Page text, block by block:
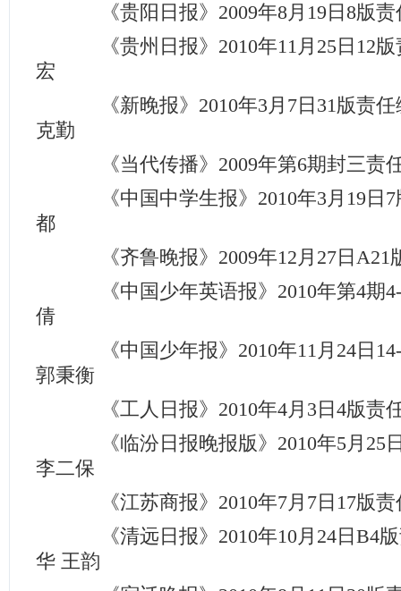
《贵阳日报》2009年8月19日8版责
《贵州日报》2010年11月25日12版
宏
《新晚报》2010年3月7日31版责任
克勤
《当代传播》2009年第6期封三责
《中国中学生报》2010年3月19日7
都
《齐鲁晚报》2009年12月27日A21
《中国少年英语报》2010年第4期
倩
《中国少年报》2010年11月24日
郭秉衡
《工人日报》2010年4月3日4版责
《临汾日报晚报版》2010年5月25
李二保
《江苏商报》2010年7月7日17版责
《清远日报》2010年10月24日B4版
华 王韵